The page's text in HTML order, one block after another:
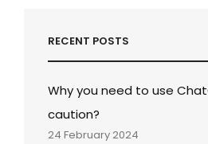
RECENT POSTS
Why you need to use
caution?
24 February 2024